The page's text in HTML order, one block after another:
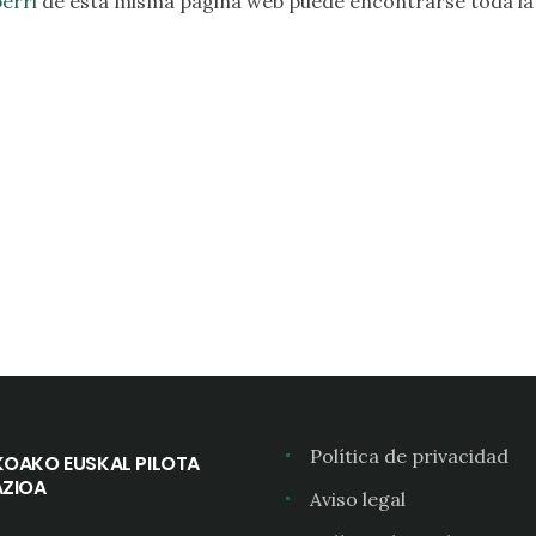
EUSKAL PILOTA
Política de privacidad
Aviso legal